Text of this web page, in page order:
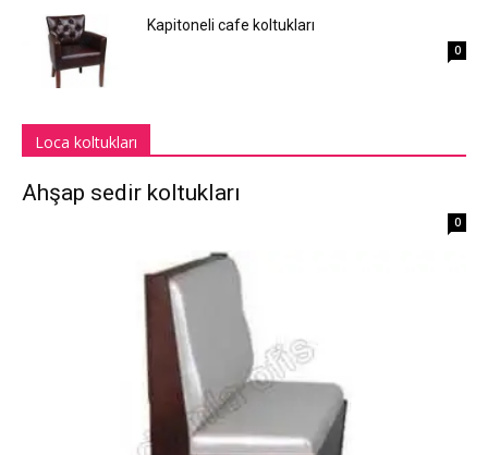
Kapitoneli cafe koltukları
0
Loca koltukları
Ahşap sedir koltukları
0